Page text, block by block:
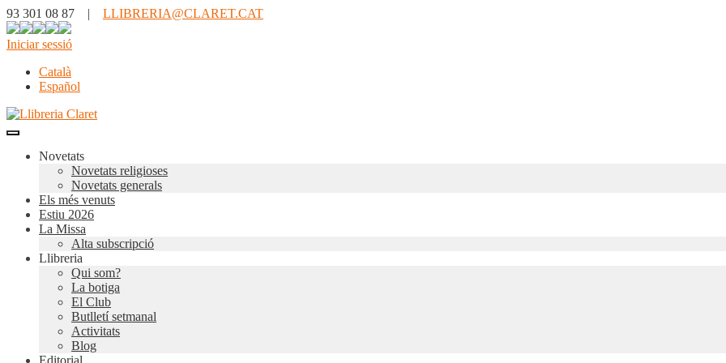
93 301 08 87 | LLIBRERIA@CLARET.CAT
Iniciar sessió
Català
Español
Novetats
Novetats religioses
Novetats generals
Els més venuts
Estiu 2026
La Missa
Alta subscripció
Llibreria
Qui som?
La botiga
El Club
Butlletí setmanal
Activitats
Blog
Editorial